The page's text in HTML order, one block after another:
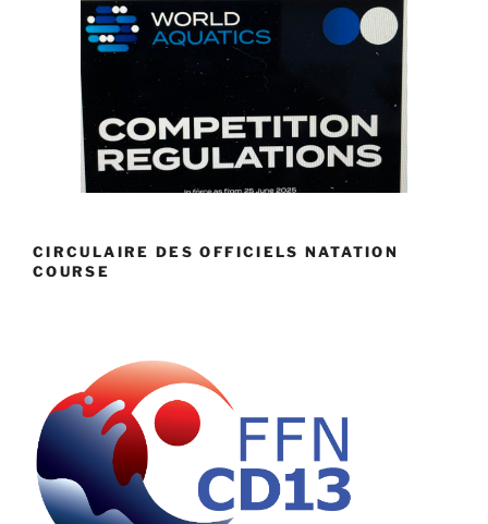
CIRCULAIRE DES OFFICIELS NATATION
COURSE